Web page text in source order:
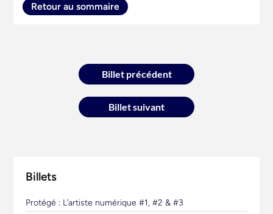
Retour au sommaire
Navigation
Billet précédent
Billet suivant
Billets
Protégé : L’artiste numérique #1, #2 & #3